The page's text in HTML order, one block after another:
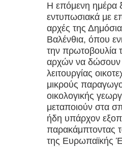
Η επόμενη ημέρα
εντυπωσιακά με
αρχές της
Βαλένθια, όπου
την πρωτοβουλία
αρχών να δώσουν
λειτουργίας
μικρούς
οικολογικής
μεταποιούν στα
ήδη υπάρχον
παρακάμπτοντας
της Ευρωπαϊκής